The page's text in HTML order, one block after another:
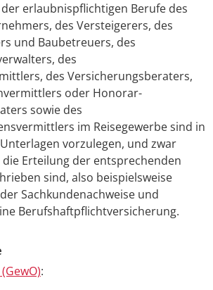
erlaubnispflichtigen Berufe des
des Versteigerers, des
und Baubetreuers, des
des
des Versicherungsberaters,
oder Honorar-
sowie des
im Reisegewerbe sind in
vorzulegen, und zwar
Erteilung der entsprechenden
sind, also beispielsweise
Sachkundenachweise und
Berufshaftpflichtversicherung.
: